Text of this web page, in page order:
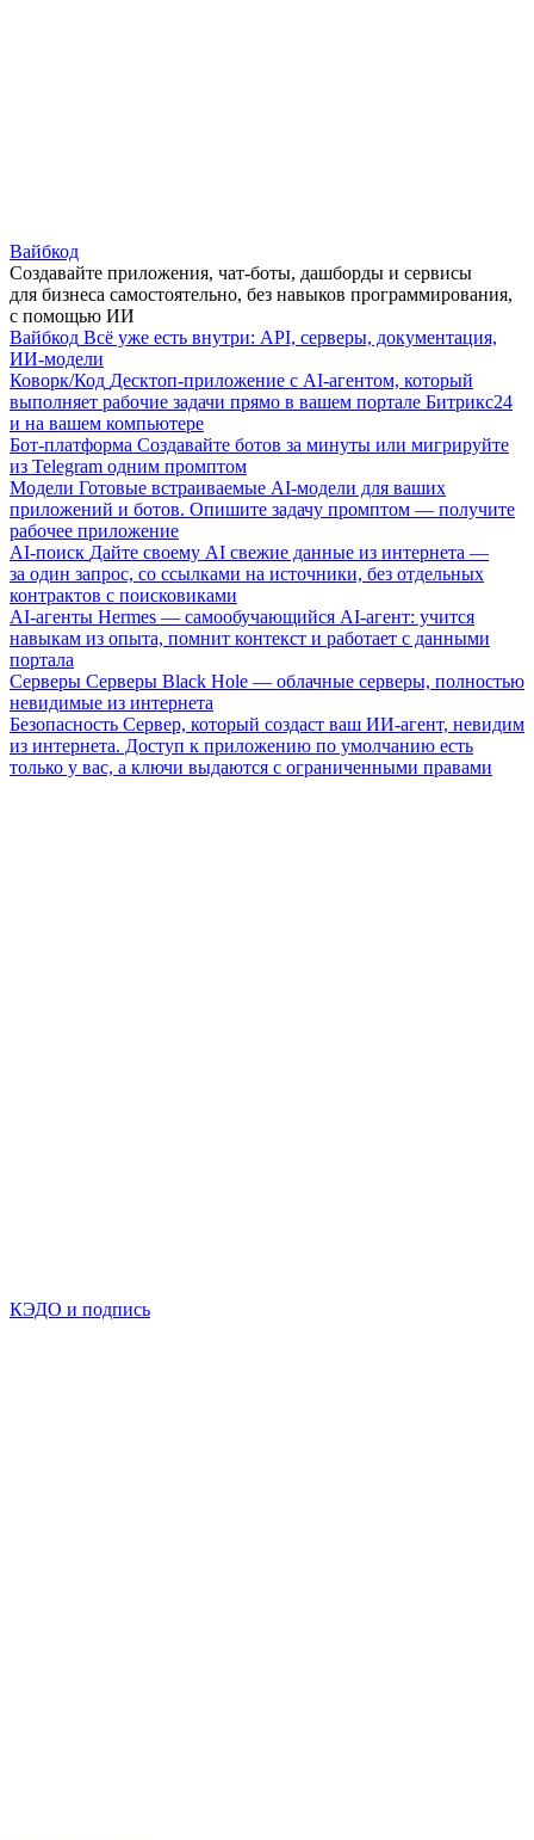
Вайбкод
Создавайте приложения, чат-боты, дашборды и сервисы
для бизнеса самостоятельно, без навыков программирования,
с помощью ИИ
Вайбкод Всё уже есть внутри: API, серверы, документация,
ИИ-модели
Коворк/Код Десктоп-приложение с AI-агентом, который
выполняет рабочие задачи прямо в вашем портале Битрикс24
и на вашем компьютере
Бот-платформа Создавайте ботов за минуты или мигрируйте
из Telegram одним промптом
Модели Готовые встраиваемые AI-модели для ваших
приложений и ботов. Опишите задачу промптом — получите
рабочее приложение
AI-поиск Дайте своему AI свежие данные из интернета —
за один запрос, со ссылками на источники, без отдельных
контрактов с поисковиками
AI-агенты Hermes — самообучающийся AI-агент: учится
навыкам из опыта, помнит контекст и работает с данными
портала
Серверы Серверы Black Hole — облачные серверы, полностью
невидимые из интернета
Безопасность Сервер, который создаст ваш ИИ-агент, невидим
из интернета. Доступ к приложению по умолчанию есть
только у вас, а ключи выдаются с ограниченными правами
КЭДО и подпись